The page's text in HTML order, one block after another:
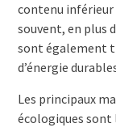
contenu
souvent, en plus
sont également
d’énergie
Les principaux
écologiques sont